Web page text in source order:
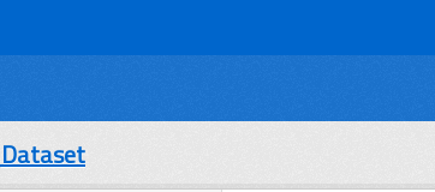
Dataset